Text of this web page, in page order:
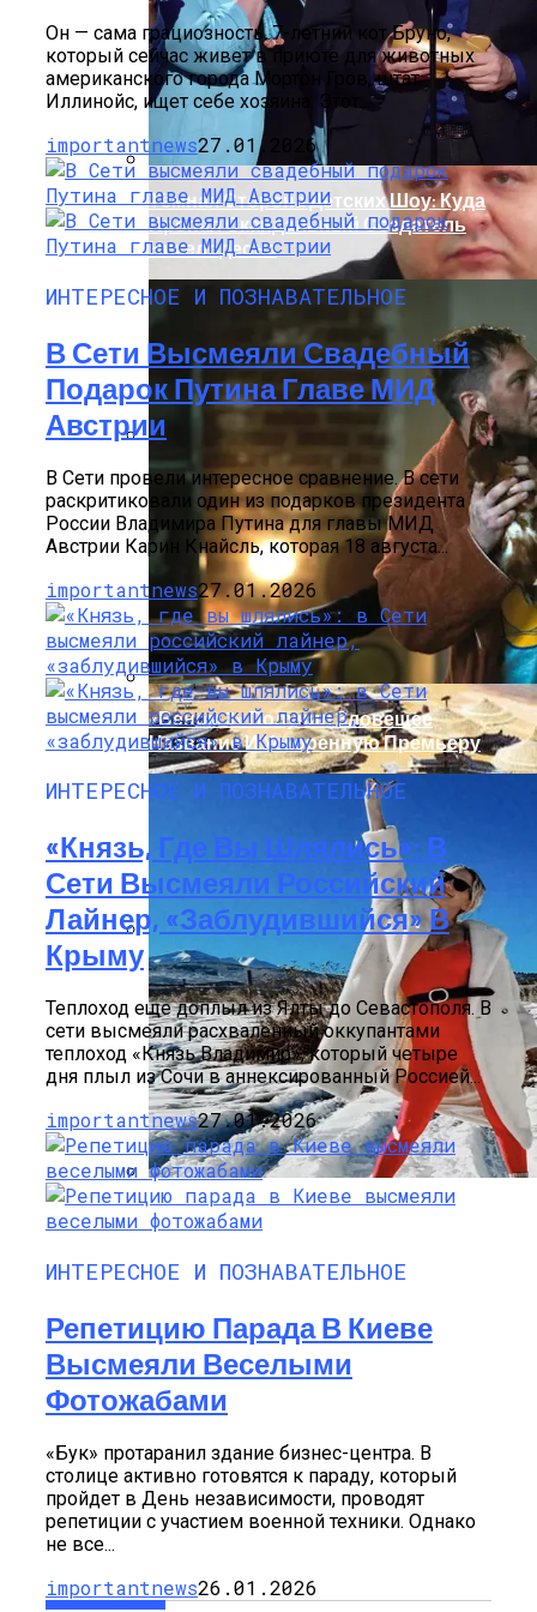
Легковушку: Двое Погибших
Прокурор Хмельницкой Области Умер
От Осложнений Коронавируса
В Египте Госпитализировали 5-
Летнюю Украинку С Признаками
Изнасилования: Мать Отрицает
Насилие
Тёмная Сторона Детских Шоу: Куда
Пропал Скандальный Создатель
Никелодеона
«Веном 3» Получил Зловещее
Название И Ускоренную Премьеру
Семейное Наследие: Кейт Хадсон
Хранит Свои Наряды Для Дочери Рани
Он — сама грациозность. 7-летний кот Бруно,
который сейчас живет в приюте для животных
американского города Мортон Гров, штат
Иллинойс, ищет себе хозяина. Этот...
importantnews27.01.2026
ИНТЕРЕСНОЕ И ПОЗНАВАТЕЛЬНОЕ
В Сети Высмеяли Свадебный
Подарок Путина Главе МИД
Австрии
В Сети провели интересное сравнение. В сети
раскритиковали один из подарков президента
России Владимира Путина для главы МИД
Австрии Карин Кнайсль, которая 18 августа...
importantnews27.01.2026
ИНТЕРЕСНОЕ И ПОЗНАВАТЕЛЬНОЕ
«Князь, Где Вы Шлялись»: В
Сети Высмеяли Российский
Лайнер, «заблудившийся» В
Крыму
Теплоход еще доплыл из Ялты до Севастополя. В
сети высмеяли расхваленный оккупантами
теплоход «Князь Владимир», который четыре
дня плыл из Сочи в аннексированный Россией...
importantnews27.01.2026
ИНТЕРЕСНОЕ И ПОЗНАВАТЕЛЬНОЕ
Репетицию Парада В Киеве
Высмеяли Веселыми
Фотожабами
«Бук» протаранил здание бизнес-центра. В
столице активно готовятся к параду, который
пройдет в День независимости, проводят
репетиции c участием военной техники. Однако
не все...
importantnews26.01.2026